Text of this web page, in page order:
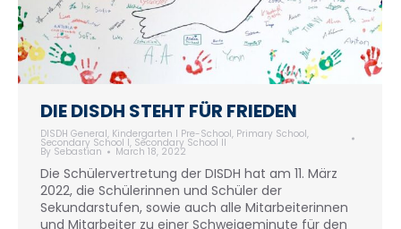
DIE DISDH STEHT FÜR FRIEDEN
DISDH General, Kindergarten I Pre-School, Primary School,
Secondary School I, Secondary School II
By Sebastian March 18, 2022
Die Schülervertretung der DISDH hat am 11. März
2022, die Schülerinnen und Schüler der
Sekundarstufen, sowie auch alle Mitarbeiterinnen
und Mitarbeiter zu einer Schweigeminute für den